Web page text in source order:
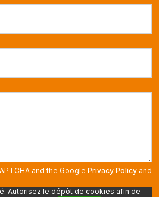
and the Google Privacy Policy and
Autorisez le dépôt de cookies afin de